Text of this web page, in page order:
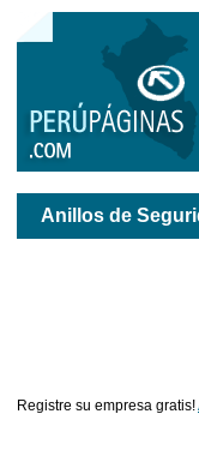
Anillos de
Registre su empresa gratis!